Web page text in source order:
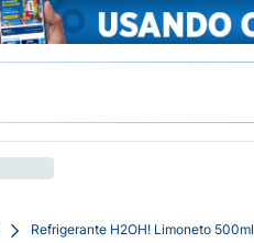
Refrigerante H2OH! Limoneto 500ml